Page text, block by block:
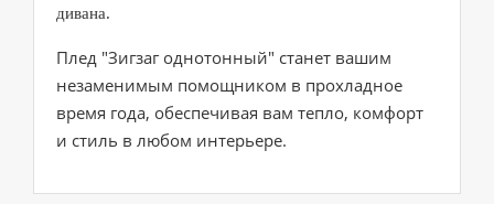
дивана.
Плед "Зигзаг однотонный" станет вашим
незаменимым помощником в прохладное
время года, обеспечивая вам тепло, комфорт
и стиль в любом интерьере.